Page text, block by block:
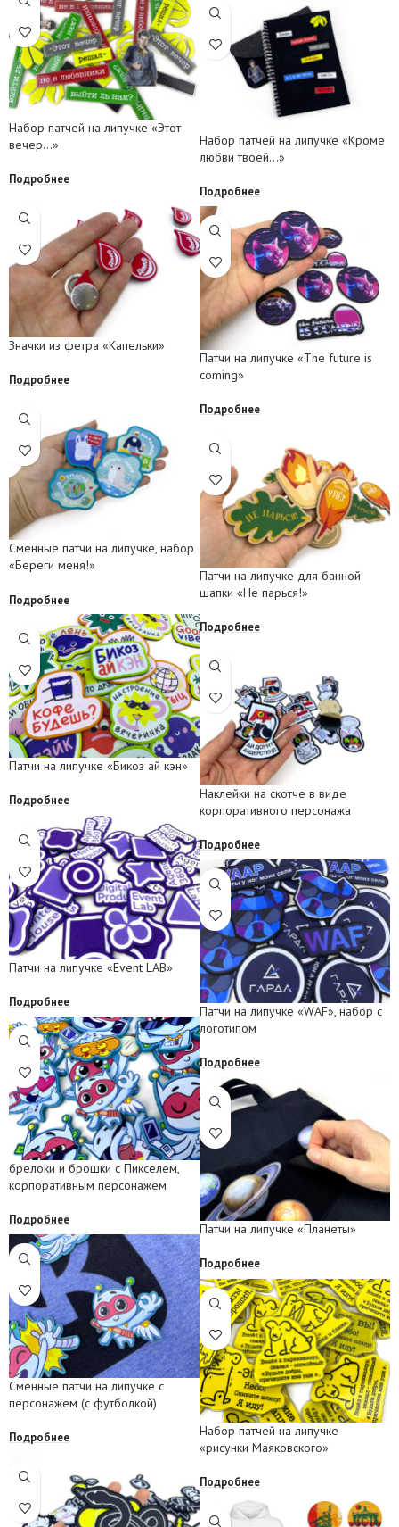
Набор патчей на липучке «Этот
вечер…»
Подробнее
Набор патчей на липучке «Кроме
любви твоей…»
Подробнее
Значки из фетра «Капельки»
Подробнее
Патчи на липучке «The future is
coming»
Подробнее
Сменные патчи на липучке, набор
«Береги меня!»
Подробнее
Патчи на липучке для банной
шапки «Не парься!»
Подробнее
Патчи на липучке «Бикоз ай кэн»
Подробнее
Наклейки на скотче в виде
корпоративного персонажа
Подробнее
Патчи на липучке «Event LAB»
Подробнее
Патчи на липучке «WAF», набор с
логотипом
Подробнее
брелоки и брошки с Пикселем,
корпоративным персонажем
Подробнее
Патчи на липучке «Планеты»
Подробнее
Сменные патчи на липучке с
персонажем (с футболкой)
Подробнее
Набор патчей на липучке
«рисунки Маяковского»
Подробнее